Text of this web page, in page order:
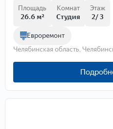
Стоимость
Площадь
26.6 м²
Комнат
Студия
Этаж
2/ 3
Евроремонт
Челябинская область,